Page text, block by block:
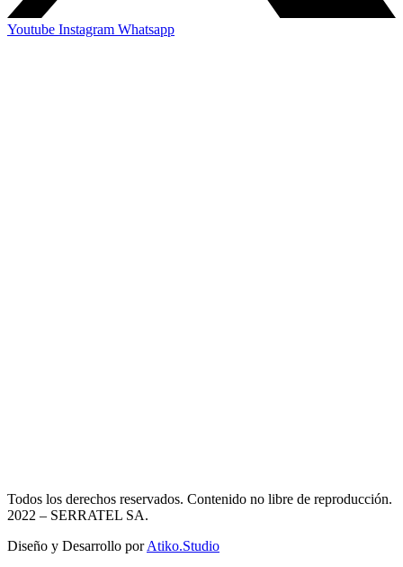
Youtube Instagram Whatsapp
Todos los derechos reservados. Contenido no libre de reproducción.
2022 – SERRATEL SA.
Diseño y Desarrollo porAtiko.Studio